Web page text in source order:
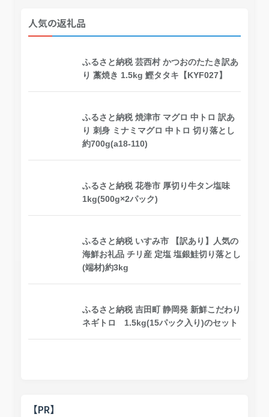
人気の返礼品
ふるさと納税 芸西村 かつおのたたき訳あ
り 藁焼き 1.5kg 鰹タタキ【KYF027】
ふるさと納税 焼津市 マグロ 中トロ 訳あ
り 刺身 ミナミマグロ 中トロ 切り落とし
約700g(a18-110)
ふるさと納税 花巻市 厚切り牛タン塩味
1kg(500g×2パック)
ふるさと納税 いすみ市 【訳あり】人気の
海鮮お礼品 チリ産 定塩 塩銀鮭切り落とし
(端材)約3kg
ふるさと納税 吉田町 静岡発 新鮮こだわり
ネギトロ 1.5kg(15パック入り)のセット
【PR】